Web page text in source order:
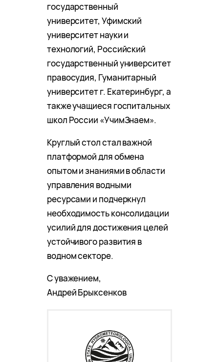
государственный
университет, Уфимский
университет науки и
технологий, Российский
государственный университет
правосудия, Гуманитарный
университет г. Екатеринбург, а
также учащиеся госпитальных
школ России «УчимЗнаем».
Круглый стол стал важной
платформой для обмена
опытом и знаниями в области
управления водными
ресурсами и подчеркнул
необходимость консолидации
усилий для достижения целей
устойчивого развития в
водном секторе.
С уважением,
Андрей Брыксенков